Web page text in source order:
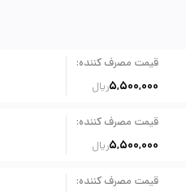
قیمت مصرف کننده:
5,500,000ریال
قیمت مصرف کننده:
5,500,000ریال
قیمت مصرف کننده: